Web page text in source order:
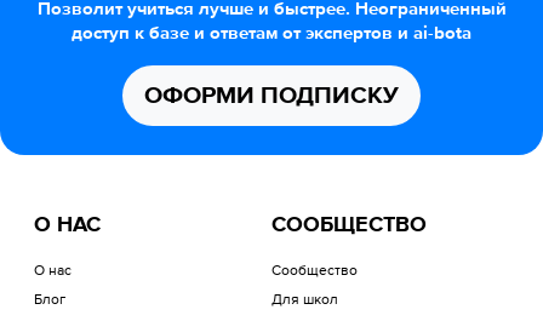
Позволит учиться лучше и быстрее. Неограниченный
доступ к базе и ответам от экспертов и ai-bota
ОФОРМИ ПОДПИСКУ
О НАС
О нас
Блог
СООБЩЕСТВО
Сообщество
Для школ